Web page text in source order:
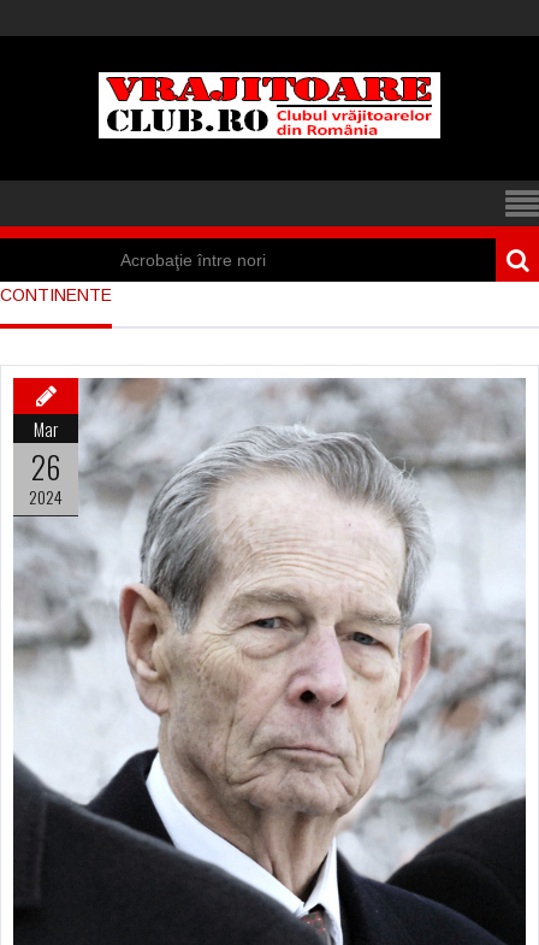
Acrobaţie între nori
Marea vânătoare
de vrăjitoare din
Suedia
Vrăjitoare
zburătoare în Mexic
Magia în Thailanda
Madona lacrimilor
din Siracusa
(Silcilia)
Uimitoarea viaţă a
Teresei Neumann
Derba, un oraş
CONTINENTE
Mar
26
2024